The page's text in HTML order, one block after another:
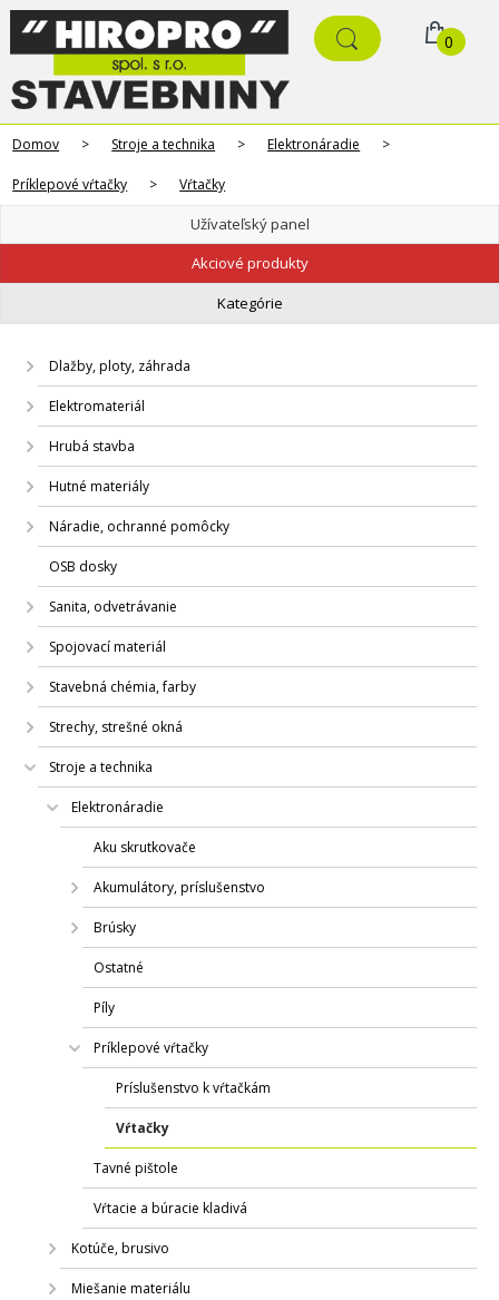
0
Domov > Stroje a technika > Elektronáradie >
Príklepové vŕtačky > Vŕtačky
Užívateľský panel
Akciové produkty
Kategórie
Dlažby, ploty, záhrada
Elektromateriál
Hrubá stavba
Hutné materiály
Náradie, ochranné pomôcky
OSB dosky
Sanita, odvetrávanie
Spojovací materiál
Stavebná chémia, farby
Strechy, strešné okná
Stroje a technika
Elektronáradie
Aku skrutkovače
Akumulátory, príslušenstvo
Brúsky
Ostatné
Píly
Príklepové vŕtačky
Príslušenstvo k vŕtačkám
Vŕtačky
Tavné pištole
Vŕtacie a búracie kladivá
Kotúče, brusivo
Miešanie materiálu